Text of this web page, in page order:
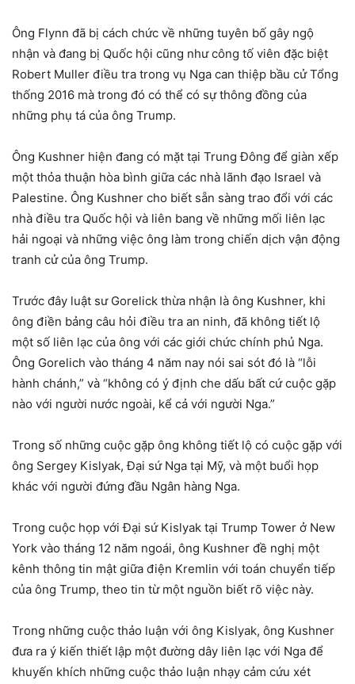
Ông Flynn đã bị cách chức về những tuyên bố gây ngộ
nhận và đang bị Quốc hội cũng như công tố viên đặc biệt
Robert Muller điều tra trong vụ Nga can thiệp bầu cử Tổng
thống 2016 mà trong đó có thể có sự thông đồng của
những phụ tá của ông Trump.
Ông Kushner hiện đang có mặt tại Trung Đông để giàn xếp
một thỏa thuận hòa bình giữa các nhà lãnh đạo Israel và
Palestine. Ông Kushner cho biết sẵn sàng trao đổi với các
nhà điều tra Quốc hội và liên bang về những mối liên lạc
hải ngoại và những việc ông làm trong chiến dịch vận động
tranh cử của ông Trump.
Trước đây luật sư Gorelick thừa nhận là ông Kushner, khi
ông điền bảng câu hỏi điều tra an ninh, đã không tiết lộ
một số liên lạc của ông với các giới chức chính phủ Nga.
Ông Gorelich vào tháng 4 năm nay nói sai sót đó là “lỗi
hành chánh,” và “không có ý định che dấu bất cứ cuộc gặp
nào với người nước ngoài, kể cả với người Nga.”
Trong số những cuộc gặp ông không tiết lộ có cuộc gặp với
ông Sergey Kislyak, Đại sứ Nga tại Mỹ, và một buổi họp
khác với người đứng đầu Ngân hàng Nga.
Trong cuộc họp với Đại sứ Kislyak tại Trump Tower ở New
York vào tháng 12 năm ngoái, ông Kushner đề nghị một
kênh thông tin mật giữa điện Kremlin với toán chuyển tiếp
của ông Trump, theo tin từ một nguồn biết rõ việc này.
Trong những cuộc thảo luận với ông Kislyak, ông Kushner
đưa ra ý kiến thiết lập một đường dây liên lạc với Nga để
khuyến khích những cuộc thảo luận nhạy cảm cứu xét